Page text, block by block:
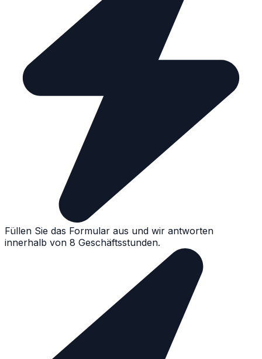
Füllen Sie das Formular aus und wir antworten
innerhalb von 8 Geschäftsstunden.